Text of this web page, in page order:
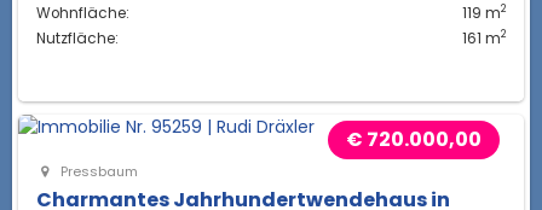
Wohnfläche: 119 m2
Nutzfläche: 161 m2
€ 720.000,00
Pressbaum
Charmantes Jahrhundertwendehaus in